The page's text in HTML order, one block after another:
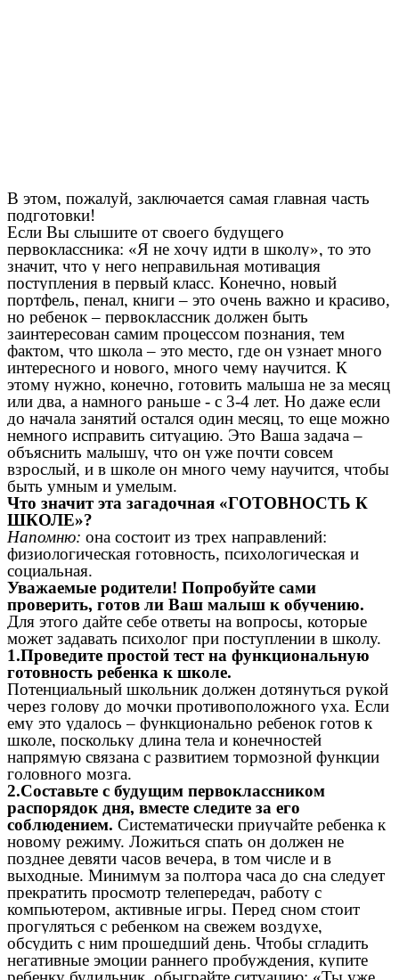
В этом, пожалуй, заключается самая главная часть
подготовки!
Если Вы слышите от своего будущего
первоклассника: «Я не хочу идти в школу», то это
значит, что у него неправильная мотивация
поступления в первый класс. Конечно, новый
портфель, пенал, книги – это очень важно и красиво,
но ребенок – первоклассник должен быть
заинтересован самим процессом познания, тем
фактом, что школа – это место, где он узнает много
интересного и нового, много чему научится. К
этому нужно, конечно, готовить малыша не за месяц
или два, а намного раньше - с 3-4 лет. Но даже если
до начала занятий остался один месяц, то еще можно
немного исправить ситуацию. Это Ваша задача –
объяснить малышу, что он уже почти совсем
взрослый, и в школе он много чему научится, чтобы
быть умным и умелым.
Что значит эта загадочная «ГОТОВНОСТЬ К
ШКОЛЕ»?
Напомню: она состоит из трех направлений:
физиологическая готовность, психологическая и
социальная.
Уважаемые родители! Попробуйте сами
проверить, готов ли Ваш малыш к обучению.
Для этого дайте себе ответы на вопросы, которые
может задавать психолог при поступлении в школу.
1.Проведите простой тест на функциональную
готовность ребенка к школе.
Потенциальный школьник должен дотянуться рукой
через голову до мочки противоположного уха. Если
ему это удалось – функционально ребенок готов к
школе, поскольку длина тела и конечностей
напрямую связана с развитием тормозной функции
головного мозга.
2.Составьте с будущим первоклассником
распорядок дня, вместе следите за его
соблюдением. Систематически приучайте ребенка к
новому режиму. Ложиться спать он должен не
позднее девяти часов вечера, в том числе и в
выходные. Минимум за полтора часа до сна следует
прекратить просмотр телепередач, работу с
компьютером, активные игры. Перед сном стоит
прогуляться с ребенком на свежем воздухе,
обсудить с ним прошедший день. Чтобы сгладить
негативные эмоции раннего пробуждения, купите